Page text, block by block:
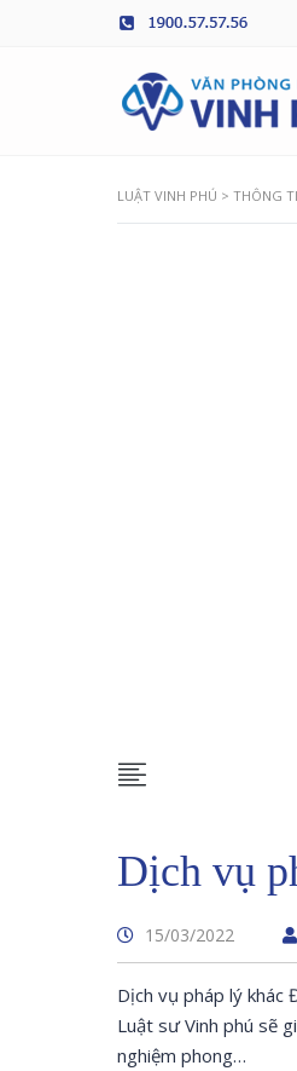
LUẬT VINH PHÚ > THÔNG
Dịch vụ
15/03/2022
Dịch vụ pháp lý khác
Luật sư Vinh phú sẽ
nghiệm phong…